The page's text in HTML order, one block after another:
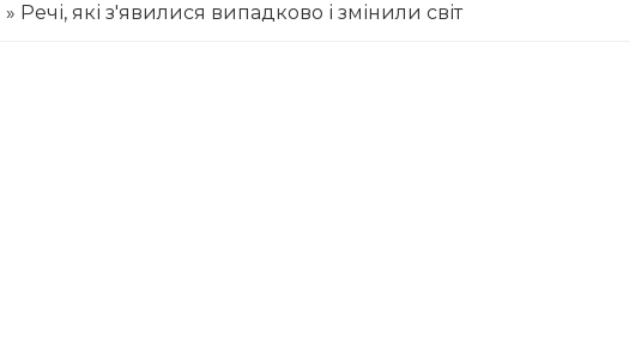
» Речі, які з'явилися випадково і змінили світ